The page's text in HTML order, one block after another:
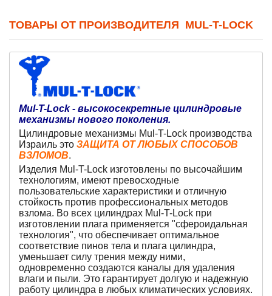
ТОВАРЫ ОТ ПРОИЗВОДИТЕЛЯ MUL-T-LOCK
Mul-T-Lock- высокосекретные цилиндровые
механизмы нового поколения.
Цилиндровые механизмы Mul-T-Lock производства
Израиль это ЗАЩИТА ОТ ЛЮБЫХ СПОСОБОВ
ВЗЛОМОВ.
Изделия Mul-T-Lock изготовлены по высочайшим
технологиям, имеют превосходные
пользовательские характеристики и отличную
стойкость против профессиональных методов
взлома. Во всех цилиндрах Mul-T-Lock при
изготовлении плага применяется "cфероидальная
технология", что обеспечивает оптимальное
соответствие пинов тела и плага цилиндра,
уменьшает силу трения между ними,
одновременно создаются каналы для удаления
влаги и пыли. Это гарантирует долгую и надежную
работу цилиндра в любых климатических условиях.